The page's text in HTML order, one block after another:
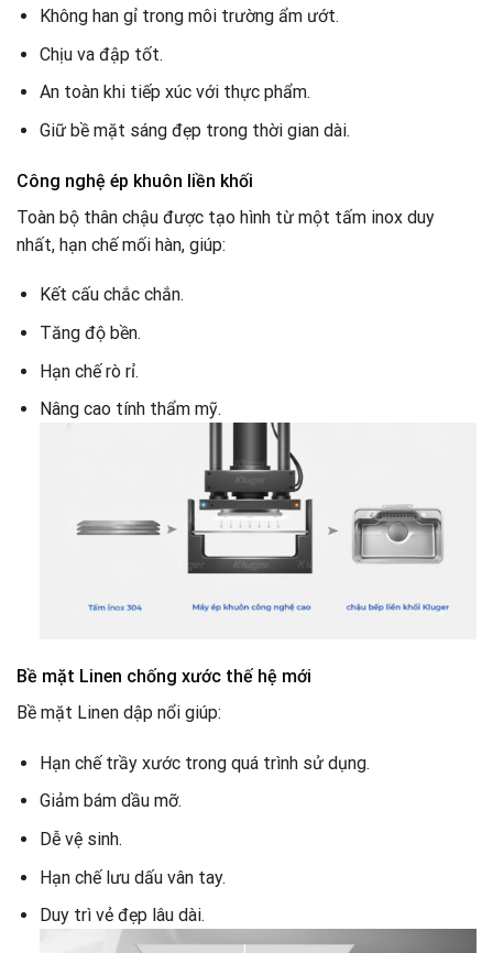
Không han gỉ trong môi trường ẩm ướt.
Chịu va đập tốt.
An toàn khi tiếp xúc với thực phẩm.
Giữ bề mặt sáng đẹp trong thời gian dài.
Công nghệ ép khuôn liền khối
Toàn bộ thân chậu được tạo hình từ một tấm inox duy
nhất, hạn chế mối hàn, giúp:
Kết cấu chắc chắn.
Tăng độ bền.
Hạn chế rò rỉ.
Nâng cao tính thẩm mỹ.
Bề mặt Linen chống xước thế hệ mới
Bề mặt Linen dập nổi giúp:
Hạn chế trầy xước trong quá trình sử dụng.
Giảm bám dầu mỡ.
Dễ vệ sinh.
Hạn chế lưu dấu vân tay.
Duy trì vẻ đẹp lâu dài.